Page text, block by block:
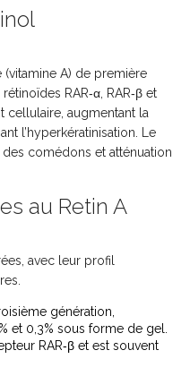
A) de première
RAR‑α, RAR‑β et
cellulaire, augmentant la
l’hyperkératinisation. Le
comédons et atténuation
au Retin A
avec leur profil
génération,
et 0,3% sous forme de gel
RAR‑β et est souvent